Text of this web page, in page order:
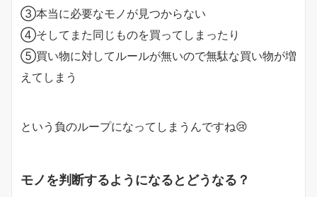
③本当に必要なモノが見つからない
④そしてまた同じものを買ってしまったり
⑤買い物に対してルールが無いので無駄な買い物が増
えてしまう
という負のループになってしまうんですね😢
モノを判断するようになるとどうなる？